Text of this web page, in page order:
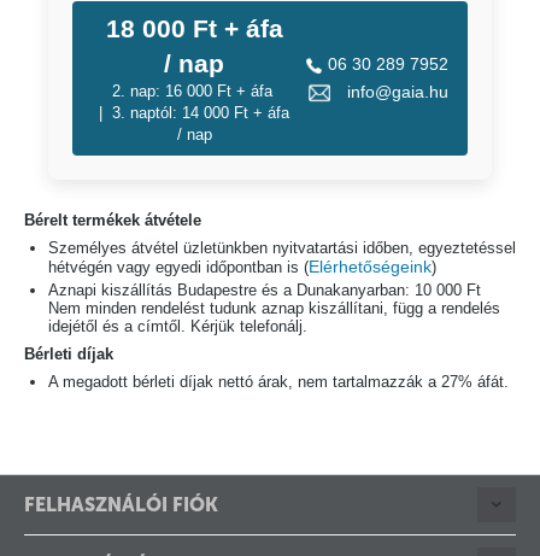
18 000 Ft + áfa
/ nap
2. nap: 16 000 Ft + áfa
| 3. naptól: 14 000 Ft + áfa
/ nap
06 30 289 7952
info@gaia.hu
Bérelt termékek átvétele
Személyes átvétel üzletünkben nyitvatartási időben, egyeztetéssel
hétvégén vagy egyedi időpontban is (Elérhetőségeink)
Aznapi kiszállítás Budapestre és a Dunakanyarban: 10 000 Ft
Nem minden rendelést tudunk aznap kiszállítani, függ a rendelés
idejétől és a címtől. Kérjük telefonálj.
Bérleti díjak
A megadott bérleti díjak nettó árak, nem tartalmazzák a 27% áfát.
FELHASZNÁLÓI FIÓK